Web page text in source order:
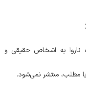
ناروا به اشخاص حقیقی و
با مطلب، منتشر نمی‌شود.